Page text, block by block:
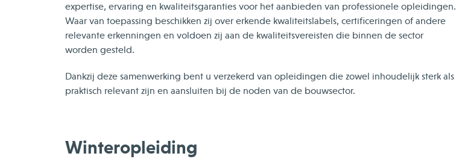
expertise, ervaring en kwaliteitsgaranties voor het aanbieden van professionele opleidingen.
Waar van toepassing beschikken zij over erkende kwaliteitslabels, certificeringen of andere
relevante erkenningen en voldoen zij aan de kwaliteitsvereisten die binnen de sector
worden gesteld.
Dankzij deze samenwerking bent u verzekerd van opleidingen die zowel inhoudelijk sterk als
praktisch relevant zijn en aansluiten bij de noden van de bouwsector.
Winteropleiding